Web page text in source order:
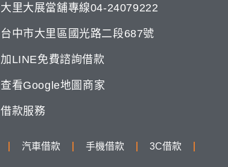
大里大展當舖專線04-24079222
台中市大里區國光路二段687號
加LINE免費諮詢借款
查看Google地圖商家
借款服務
汽車借款 手機借款 3C借款